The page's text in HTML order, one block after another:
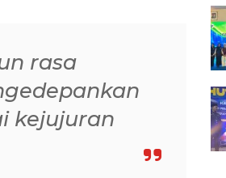
rasa
kejujuran